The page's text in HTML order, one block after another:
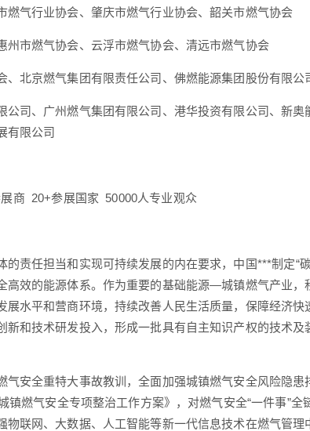
燃气行业协会、肇庆市燃气行业协会、韶关市燃气协会
州市燃气协会、云浮市燃气协会、清远市燃气协会
、北京燃气集团有限责任公司、佛燃能源集团股份有限公
公司、广州燃气集团有限公司、港华投资有限公司、新
有限公司
商 20+参展国家 50000人专业观众
的责任担当和实现可持续发展的内在要求，中国***制定“
高效的能源体系。作为重要的基础能源—城镇燃气产业
展水平和营商环境，持续改善人民生活质量，保障经济
新和技术研发投入，形成一批具有自主知识产权的技术
气安全重特大事故教训，全面加强城镇燃气安全风险隐
镇燃气安全专项整治工作方案》，对燃气安全“一件事”
物联网、大数据、人工智能等新一代信息技术在燃气管